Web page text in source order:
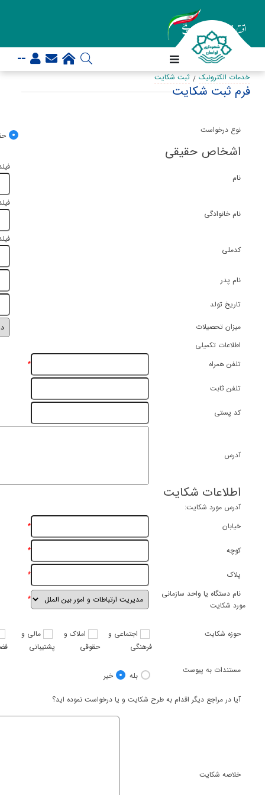
--
خدمات الکترونیک ثبت شکایت
فرم ثبت شکایت
نوع درخواست
اشخاص حقیقی
نام
نام خانوادگی
کدملی
نام پدر
تاریخ تولد
میزان تحصیلات
اطلاعات تکمیلی
تلفن همراه
*
تلفن ثابت
کد پستی
آدرس
اطلاعات شکایت
آدرس مورد شکایت:
خیابان
*
کوچه *
پلاک
*
نام دستگاه یا واحد سازمانی
مورد شکایت
*
حوزه شکایت
اجتماعی و
فرهنگی
املاک و
حقوقی
مالی و
پشتیبانی
مستندات به پیوست
بله خیر
آیا در مراجع دیگر اقدام به طرح شکایت و یا درخواست نموده اید؟
خلاصه شکایت